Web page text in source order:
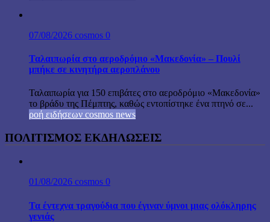
07/08/2026 cosmos 0
Ταλαιπωρία στο αεροδρόμιο «Μακεδονία» – Πουλί
μπήκε σε κινητήρα αεροπλάνου
Ταλαιπωρία για 150 επιβάτες στο αεροδρόμιο «Μακεδονία»
το βράδυ της Πέμπτης, καθώς εντοπίστηκε ένα πτηνό σε...
ροή ειδήσεων cosmos news
ΠΟΛΙΤΙΣΜΟΣ ΕΚΔΗΛΩΣΕΙΣ
01/08/2026 cosmos 0
Τα έντεχνα τραγούδια που έγιναν ύμνοι μιας ολόκληρης
γενιάς